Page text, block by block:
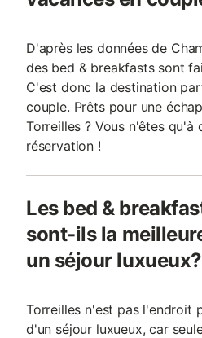
D'après les données de
des bed & breakfasts sont
C'est donc la destination
couple. Prêts pour une
Torreilles ? Vous n'êtes qu'à
réservation !
Les bed &
sont-ils la
un séjour luxueux?
Torreilles n'est pas l'endroit
d'un séjour luxueux, car